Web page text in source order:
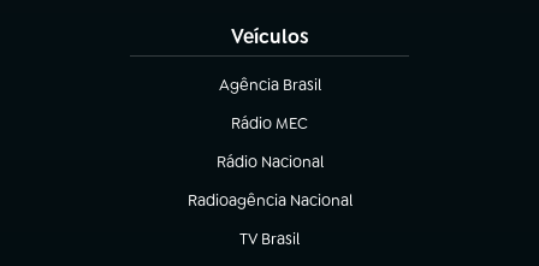
Veículos
Agência Brasil
(abre em nova aba)
Rádio MEC
(abre em nova aba)
Rádio Nacional
Radioagência Nacional
(abre em nova aba)
TV Brasil
(abre em nova aba)